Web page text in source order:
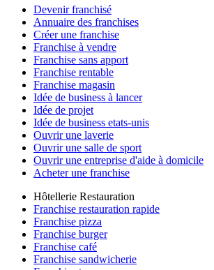
Devenir franchisé
Annuaire des franchises
Créer une franchise
Franchise à vendre
Franchise sans apport
Franchise rentable
Franchise magasin
Idée de business à lancer
Idée de projet
Idée de business etats-unis
Ouvrir une laverie
Ouvrir une salle de sport
Ouvrir une entreprise d'aide à domicile
Acheter une franchise
Hôtellerie Restauration
Franchise restauration rapide
Franchise pizza
Franchise burger
Franchise café
Franchise sandwicherie